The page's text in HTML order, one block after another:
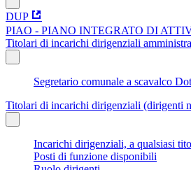
DUP
PIAO - PIANO INTEGRATO DI
Titolari di incarichi dirigenziali
Segretario comunale a scavalco
Titolari di incarichi dirigenziali (dirigenti
Incarichi dirigenziali, a qualsiasi
Posti di funzione disponibili